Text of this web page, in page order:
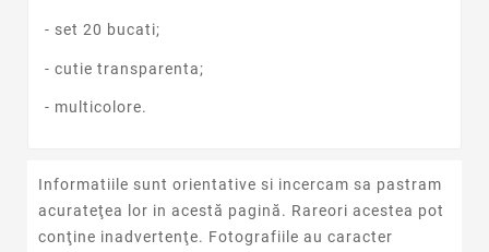
- set 20 bucati;
- cutie transparenta;
- multicolore.
Informatiile sunt orientative si incercam sa pastram
acurateţea lor in acestă pagină. Rareori acestea pot
conţine inadvertenţe. Fotografiile au caracter